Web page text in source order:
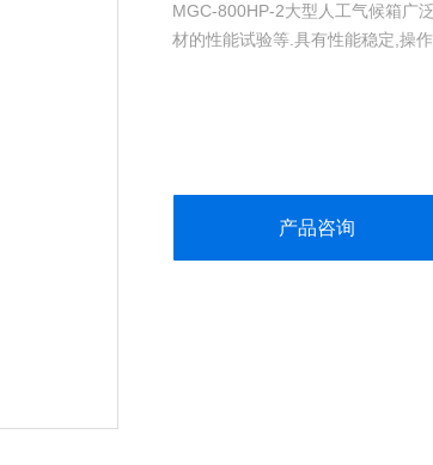
MGC-800HP-2大型人工气候箱广
材的性能试验等.具有性能稳定,操
产品咨询